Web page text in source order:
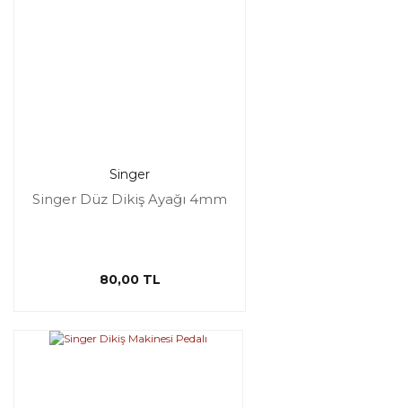
Singer
Singer Düz Dikiş Ayağı 4mm
80,00 TL